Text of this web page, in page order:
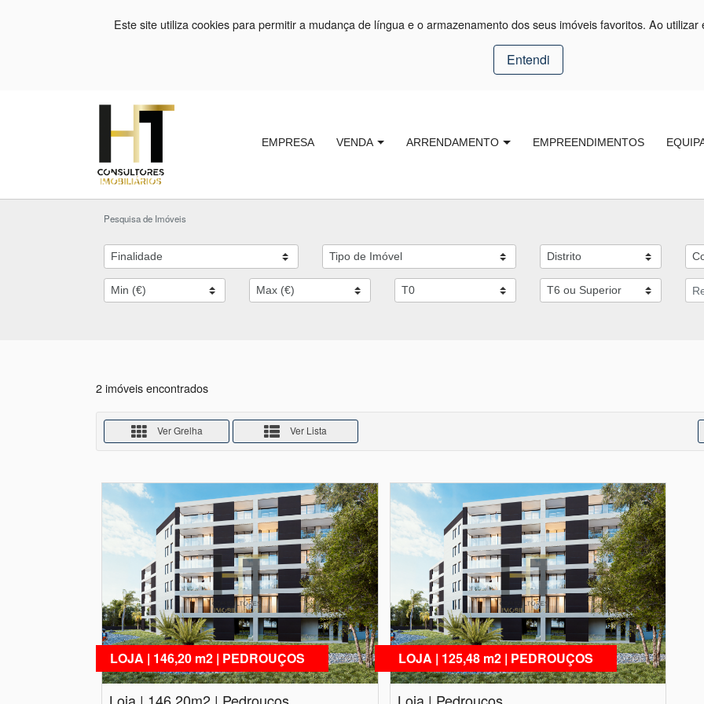
Este site utiliza cookies para permitir a mudança de língua e o armazenamento dos seus imóveis favoritos. Ao
Entendi
EMPRESA VENDA ARRENDAMENTO EMPREENDIMENTOS
Pesquisa de Imóveis
2 imóveis encontrados
Ver Grelha Ver Lista
LOJA | 146,20 m2 | PEDROUÇOS LOJA | 125,48 m2 | PEDROUÇOS